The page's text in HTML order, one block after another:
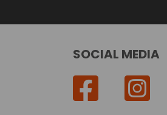
SOCIAL MEDIA